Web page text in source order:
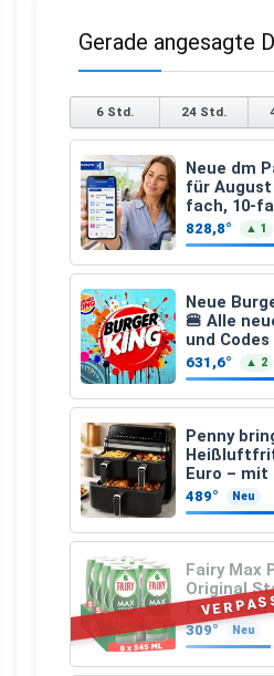
Gerade angesagte
6 Std. 24 Std.
Neue dm
für August
fach, 10-
den
€
828,8° ▲ 1
Neue
🍔 Alle
und
25.07.2026
631,6° ▲ 2
Penny
Euro – mit
489° Neu
Fairy Max
Original
309° Neu